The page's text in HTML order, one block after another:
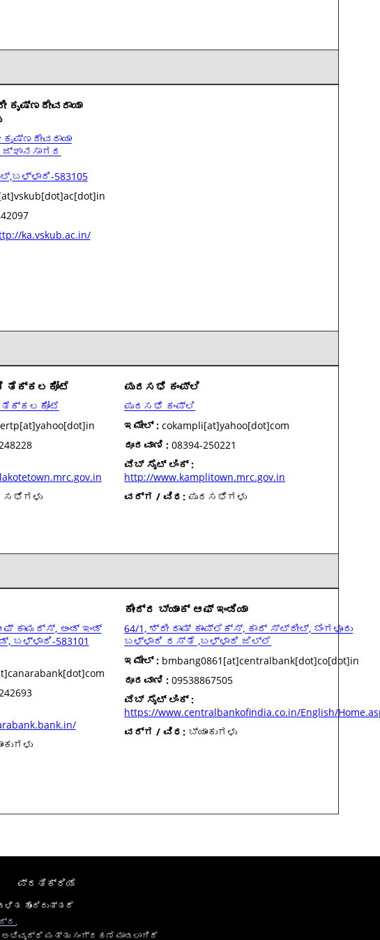
583105
ka.vskub.ac.in/
ತೆಕ್ಕಲಕೋಟೆ ಪುರಸಭೆ ಕಂಪ್ಲಿ
ಪುರಸಭೆ ಕಂಪ್ಲಿ
ಇಮೇಲ್ : cokampli[at]yahoo[dot]com
ದೂರವಾಣಿ : 08394-250221
ವೆಬ್ ಸೈಟ್ ಲಿಂಕ್ :
http://www.kamplitown.mrc.gov.in
ವರ್ಗ / ವಿಧ: ಪುರಸಭೆಗಳು
ಕಾಮರ್ಸ್, ಅಂಡ್ ಇಂಡ್
ಬಳ್ಳಾರಿ-583101
ಕೇಂದ್ರ ಬ್ಯಾಂಕ್ ಆಫ್ ಇಂಡಿಯಾ
64/1, ಶ್ರೀ ರಾಮ್ ಕಾಂಪ್ಲೆಕ್ಸ್, ಕಾರ್ ಸ್ಟ್ರೀಟ್, ಬೆಂಗಳೂರು
ಬಳ್ಳಾರಿ ರಸ್ತೆ ,ಬಳ್ಳಾರಿ ಜಿಲ್ಲೆ
ಇಮೇಲ್ : bmbang0861[at]centralbank[dot]co[dot]in
ದೂರವಾಣಿ : 09538867505
ವೆಬ್ ಸೈಟ್ ಲಿಂಕ್ :
https://www.centralbankofindia.co.in/English/
ವರ್ಗ / ವಿಧ: ಬ್ಯಾಂಕುಗಳು
ಪ್ರತಿಕ್ರಿಯೆ
ಹೊಂದಿರುತ್ತದೆ
ಮತ್ತು ಸಂಗ್ರಹಣೆ ಮಾಡಲಾಗಿದೆ